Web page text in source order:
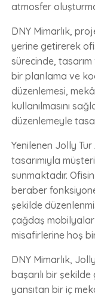
atmosfer
DNY Mimarlık,
yerine getirerek
sürecinde,
bir planlama ve
düzenlemesi,
kullanılmasını
düzenlemeyle
Yenilenen Jolly
tasarımıyla
sunmaktadır.
beraber
şekilde
çağdaş mobilyalar
misafirlerine hoş
DNY Mimarlık,
başarılı bir
yansıtan bir iç